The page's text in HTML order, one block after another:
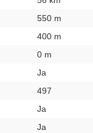
550 m
400 m
0 m
Ja
497
Ja
Ja